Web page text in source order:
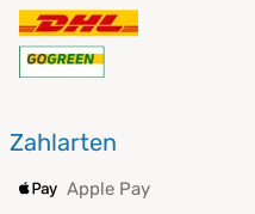
Zahlarten
Apple Pay